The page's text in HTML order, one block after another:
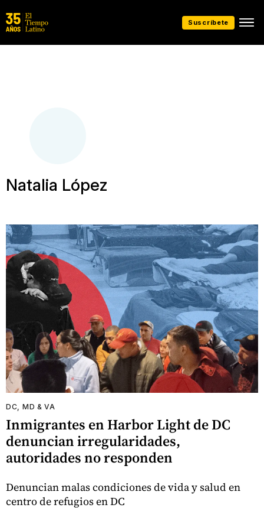
Suscríbete
Natalia López
DC, MD & VA
Inmigrantes en Harbor Light de DC
denuncian irregularidades,
autoridades no responden
Denuncian malas condiciones de vida y salud en
centro de refugios en DC